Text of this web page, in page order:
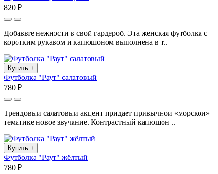
820 ₽
Добавьте нежности в свой гардероб. Эта женская футболка с
коротким рукавом и капюшоном выполнена в т..
Купить +
Футболка "Раут" салатовый
780 ₽
Трендовый салатовый акцент придает привычной «морской»
тематике новое звучание. Контрастный капюшон ..
Купить +
Футболка "Раут" жёлтый
780 ₽